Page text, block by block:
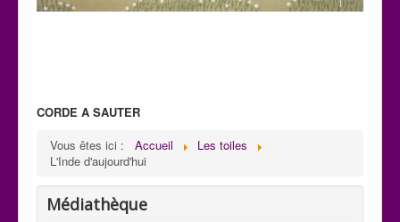
CORDE A SAUTER
Paysage: Création de Mani
H : 0,59m x L : 0,75m
Vous êtes ici : Accueil
Les toiles
L'Inde d'aujourd'hui
Médiathèque